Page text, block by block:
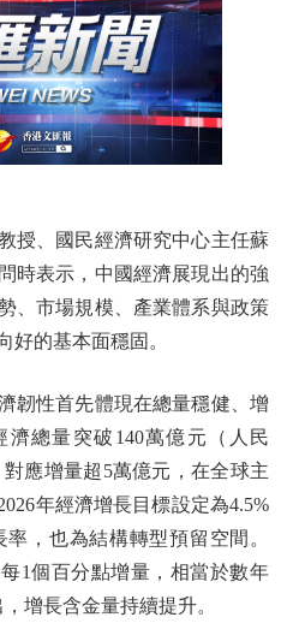
、國民經濟研究中心主任蘇
時表示，中國經濟展現出的強
、市場規模、產業體系與政策
好的基本面穩固。
性首先體現在總量穩健、增
濟總量突破140萬億元（人民
應增量超5萬億元，在全球主
年經濟增長目標設定為4.5%
，也為結構轉型預留空間。
1個百分點增量，相當於數年
增長含金量持續提升。